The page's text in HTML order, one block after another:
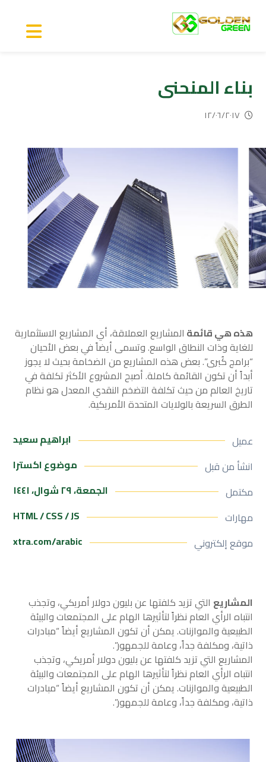
بناء المنحنى
١٢/٠٦/٢٠١٧
هذه هي قائمة المشاريع العملاقة، أي المشاريع الاستثمارية
للغاية وذات النطاق الواسع. وتسمى أيضاً في بعض الأحيان
“برامج كُبرى”. بعض هذه المشاريع من الضخامة بحيث لا يجوز
أبداً أن تكون القائمة كاملة. أصبح المشروع الأكثر تكلفة في
تاريخ العالم من حيث تكلفة التضخم النقدي المعدل هو نظام
الطرق السريعة بالولايات المتحدة الأمريكية.
عميل
ابراهيم سعيد
انشأ من قبل
موضوع اکسترا
مكتمل
الجمعة، ٢٩ شوال، ١٤٤١
مهارات
HTML / CSS / JS
موقع إلكتروني
xtra.com/arabic
المشاريع التي تزيد كلفتها عن بليون دولار أمريكي، وتجذب
انتباه الرأي العام نظراً لتأثيرها الهام على المجتمعات والبيئة
الطبيعية والموازنات. يمكن أن تكون المشاريع أيضاً “مبادرات
ذاتية، ومكلفة جداً، وعامة للجمهور”.
المشاريع التي تزيد كلفتها عن بليون دولار أمريكي، وتجذب
انتباه الرأي العام نظراً لتأثيرها الهام على المجتمعات والبيئة
الطبيعية والموازنات. يمكن أن تكون المشاريع أيضاً “مبادرات
ذاتية، ومكلفة جداً، وعامة للجمهور”.